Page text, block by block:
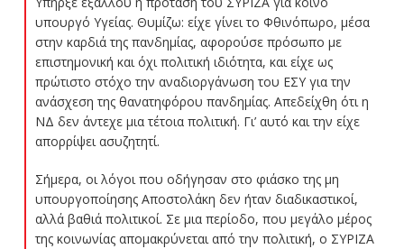
υπουργό Υγείας. Θυμίζω: είχε γίνει το Φθινόπωρο, μέσα
στην καρδιά της πανδημίας, αφορούσε πρόσωπο με
επιστημονική και όχι πολιτική ιδιότητα, και είχε ως
πρώτιστο στόχο την αναδιοργάνωση του ΕΣΥ για την
ανάσχεση της θανατηφόρου πανδημίας. Απεδείχθη ότι η
ΝΔ δεν άντεχε μια τέτοια πολιτική. Γι’ αυτό και την είχε
απορρίψει ασυζητητί.
Σήμερα, οι λόγοι που οδήγησαν στο φιάσκο της μη
υπουργοποίησης Αποστολάκη δεν ήταν διαδικαστικοί,
αλλά βαθιά πολιτικοί. Σε μια περίοδο, που μεγάλο μέρος
της κοινωνίας απομακρύνεται από την πολιτική, ο ΣΥΡΙΖΑ